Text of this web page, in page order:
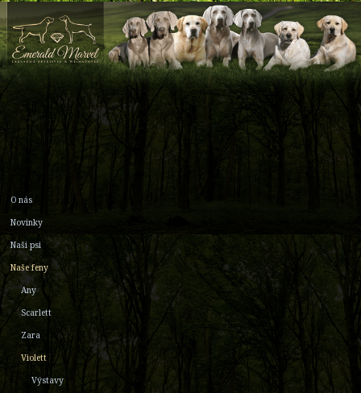
O nás
Novinky
Naši psi
Naše feny
Any
Scarlett
Zara
Violett
Výstavy